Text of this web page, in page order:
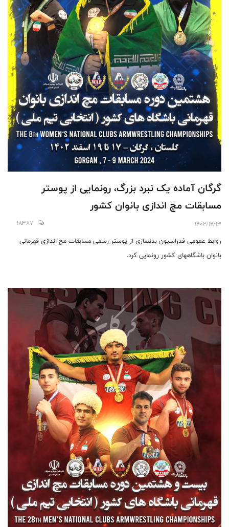
گرگان آماده یک نبرد بزرگ، رونمایی از پوستر
مسابقات مچ اندازی بانوان کشور
1402/12/13
18387
روابط عمومی فدراسیون بدنسازی از پوستر رسمی مسابقات مچ اندازی قهرمانی
بانوان باشگاههای کشور رونمایی کرد.